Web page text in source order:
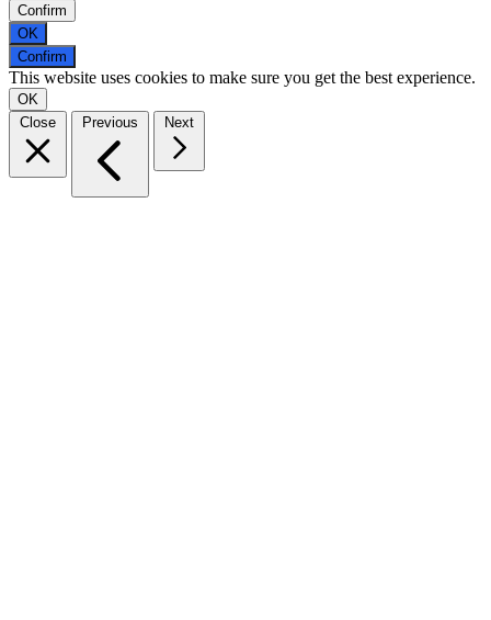
Confirm
OK
Confirm
This website uses cookies to make sure you get the best experience.
OK
Close
Previous Next